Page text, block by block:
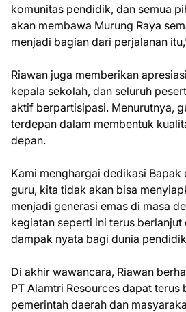
komunitas pendidik, dan semua
akan membawa Murung Raya
menjadi bagian dari perjalanan
Riawan juga memberikan
kepala sekolah, dan seluruh
aktif berpartisipasi. Menurutnya,
terdepan dalam membentuk
depan.
Kami menghargai dedikasi Bapak
guru, kita tidak akan bisa
menjadi generasi emas di masa
kegiatan seperti ini terus
dampak nyata bagi dunia
Di akhir wawancara, Riawan
PT Alamtri Resources dapat terus
pemerintah daerah dan